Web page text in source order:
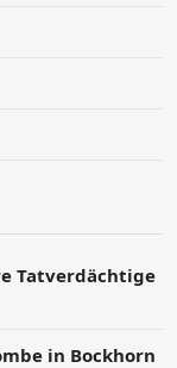
Tatverdächtige
in Bockhorn